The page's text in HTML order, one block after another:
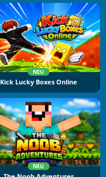
NEU
Kick Lucky Boxes Online
NEU